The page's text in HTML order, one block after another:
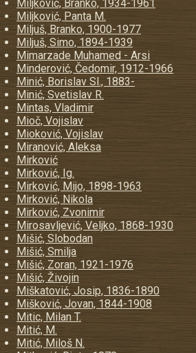
Miljković, Branko, 1934-1961
Miljković, Panta M.
Miljuš, Branko, 1900-1977
Miljuš, Simo, 1894-1939
Mimarzade Muhamed - Arsi
Minderović, Čedomir, 1912-1966
Minić, Borislav Sl., 1883-
Minić, Svetislav R.
Mintas, Vladimir
Mioč, Vojislav
Mioković, Vojislav
Miranović, Aleksa
Mirković
Mirković, Ig.
Mirković, Mijo, 1898-1963
Mirković, Nikola
Mirković, Zvonimir
Mirosavljević, Veljko, 1868-1930
Mišić, Slobodan
Mišić, Smilja
Mišić, Zoran, 1921-1976
Mišić, Živojin
Miškatović, Josip, 1836-1890
Mišković, Jovan, 1844-1908
Mitic, Milan T.
Mitić, M.
Mitić, Miloš N.